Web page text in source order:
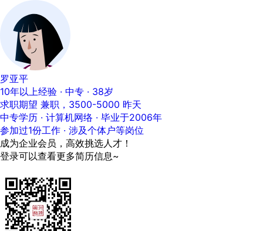
罗亚平
10年以上经验 · 中专 · 38岁
求职期望 兼职，3500-5000 昨天
中专学历 · 计算机网络 · 毕业于2006年
参加过1份工作 · 涉及个体户等岗位
成为企业会员，高效挑选人才！
登录可以查看更多简历信息~